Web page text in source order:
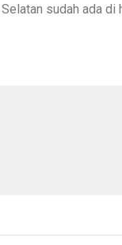
sudah ada di